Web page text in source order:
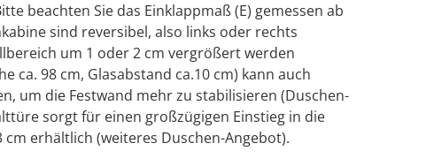
beachten Sie das Einklappmaß (E) gemessen ab
sind reversibel, also links oder rechts
um 1 oder 2 cm vergrößert werden
ca. 98 cm, Glasabstand ca.10 cm) kann auch
um die Festwand mehr zu stabilisieren (Duschen-
sorgt für einen großzügigen Einstieg in die
cm erhältlich (weiteres Duschen-Angebot).